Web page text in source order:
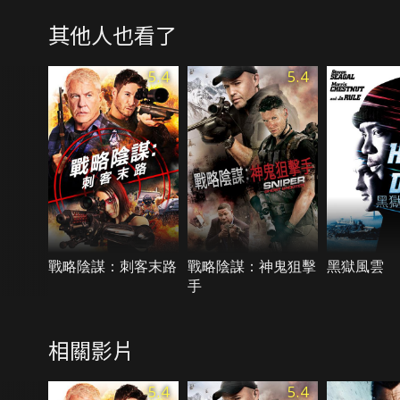
其他人也看了
5.4
戰略陰謀：刺客末路
5.4
戰略陰謀：神鬼狙擊
手
黑獄風雲
相關影片
5.4 5.4